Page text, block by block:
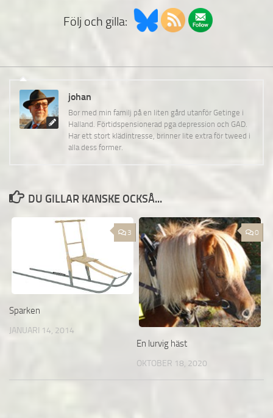
Följ och gilla:
johan
Bor med min familj på en liten gård utanför Getinge i
Halland. Förtidspensionerad pga depression och GAD.
Har ett stort klädintresse, brinner lite extra för tweed i
alla dess former.
DU GILLAR KANSKE OCKSÅ...
3
Sparken
JANUARI 14, 2014
0
En lurvig häst
OKTOBER 18, 2020